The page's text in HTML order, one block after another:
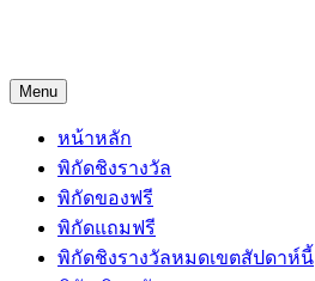
Menu
หน้าหลัก
พิกัดชิงรางวัล
พิกัดของฟรี
พิกัดแถมฟรี
พิกัดชิงรางวัลหมดเขตสัปดาห์นี้